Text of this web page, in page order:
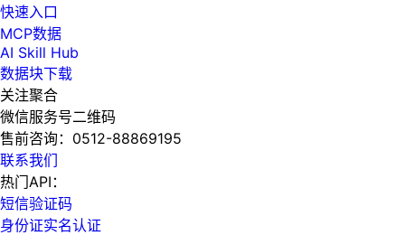
快速入口
MCP数据
AI Skill Hub
数据块下载
关注聚合
微信服务号二维码
售前咨询： 0512-88869195
联系我们
热门API：
短信验证码
身份证实名认证